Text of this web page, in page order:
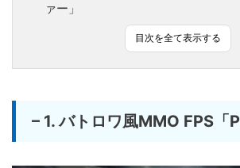
ァー」
目次を全て表示する
– 1. バトロワ風MMO FPS「